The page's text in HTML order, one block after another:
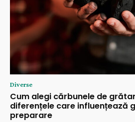
Diverse
Cum alegi cărbunele de
diferențele care influențează
preparare